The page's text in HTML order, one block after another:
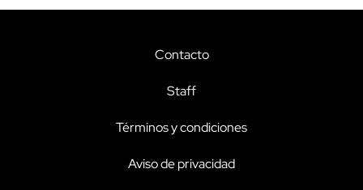
Contacto
Staff
Términos y condiciones
Aviso de privacidad